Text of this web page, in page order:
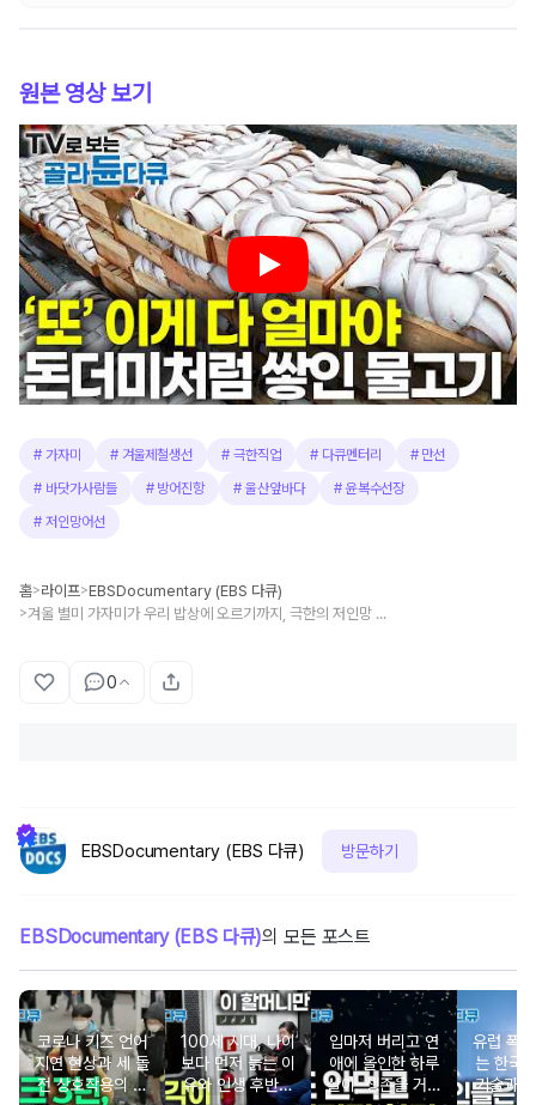
원본 영상 보기
# 가자미 # 겨울제철생선 #극한직업 # 다큐멘터리 # 만선
# 바닷가사람들 # 방어진항 #울산앞바다 # 윤복수선장
# 저인망어선
홈>라이프>EBSDocumentary (EBS 다큐)
> 겨울 별미 가자미가 우리 밥상에 오르기까지, 극한의 저인망 조업 현장
0
EBSDocumentary (EBS 다큐) 방문하기
EBSDocumentary (EBS 다큐)의 모든 포스트
코로나 키즈 언어
지연 현상과 세 돌
전 상호작용의 중
100세 시대, 나이
보다 먼저 늙는 이
유와 인생 후반전
입마저 버리고 연
애에 올인한 하루
살이, 생존을 거스
유럽 폭
는 한국
기술과